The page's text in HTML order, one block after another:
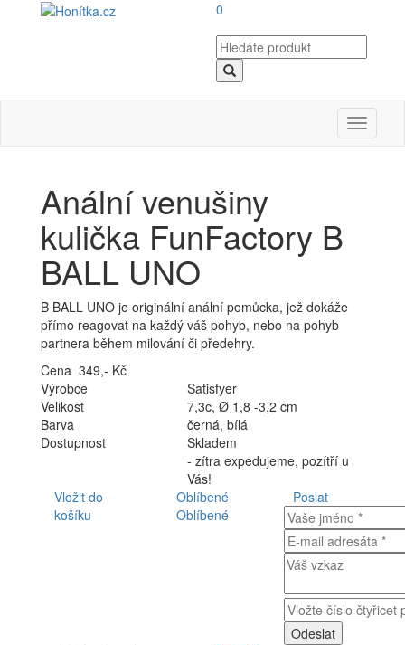
0
Toggle
Anální venušiny
kulička FunFactory B
BALL UNO
B BALL UNO je originální anální pomůcka, jež dokáže
přímo reagovat na každý váš pohyb, nebo na pohyb
partnera během milování či předehry.
Cena 349,- Kč
Výrobce
Satisfyer
Velikost
7,3c, Ø 1,8 -3,2 cm
Barva
černá, bílá
Dostupnost
Skladem
- zítra expedujeme, pozítří u
Vás!
Vložit do
košíku
Oblíbené
Oblíbené
Poslat